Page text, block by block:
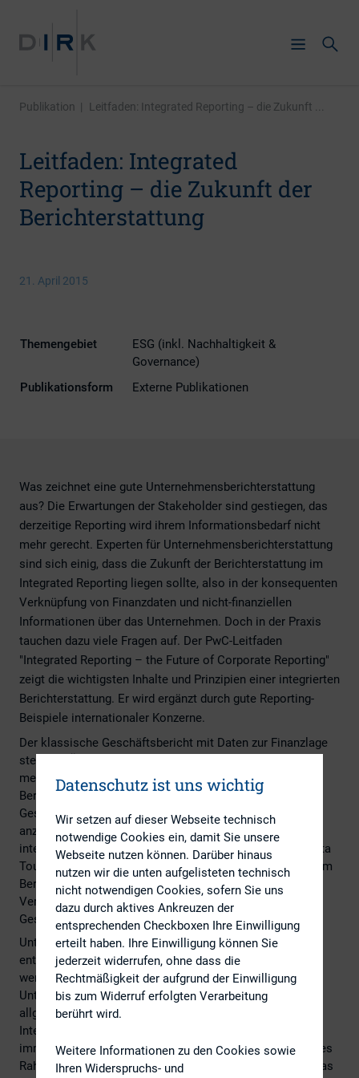
Publikation | Leitfaden: Integrated Reporting – die Zukunft ...
Leitfaden: Integrated
Reporting – die Zukunft der
Berichterstattung
21. April 2015
Themengebiet
ESG (inkl. Nachhaltigkeit &
Governance)
Publikationsform
Externe Publikationen
Was zeichnet eine gute Unternehmensberichterstattung
aus? Die Erwartungen der Stakeholder sind gestiegen, das
derzeitige Reporting wird ihrem Informationsbedarf nicht
mehr gerecht. Experten für Unternehmensberichterstattung
sind sich einig, dass die Zukunft der Berichterstattung im
Integrated Reporting liegen sollte, also in der konsequenten
Verknüpfung von Finanzdaten und nicht-finanziellen
Informationen über das Unternehmen. Doch in der Praxis
tauchen dazu viele Fragen auf. Der PwC-Leitfaden
"Integrated Reporting – the Future of Corporate Reporting"
zeigt die wichtigsten Inhalte und Prinzipien einer integrierten
Berichterstattung. Er wird ergänzt durch gute Reporting-
Beispiele internationaler Konzerne.
Der klassische Geschäftsbericht mit Daten zur Finanzlage
stellt die Öffentlichkeit, Investoren und Analysten nicht
mehr zufrieden. Doch es reicht nicht aus, die
Berichterstattung um Aspekte der Nachhaltigkeit, der
Geschäftsstrategie oder der Corporate Governance
anzureichern. "Ein integriertes Reporting setzt ein
integriertes Denken im Unternehmen voraus", sagt Aissata
Touré, Expertin für Integrierte Berichterstattung bei PwC im
Bereich Sustainability Services: "Es bedarf eines tiefen
Verständnisses des Unternehmens und seines
Geschäftsumfeldes."
Unternehmen, die sich für ein integriertes Reporting
entscheiden, haben einen längeren Weg vor sich. Nur
wenige haben eine integrierte
Unternehmensberichterstattung bereits umgesetzt. Ein
allgemeiner Reporting-Standard existiert noch nicht; das
International Integrated Reporting Council (IIRC) hat
immerhin ein Diskussionspapier für ein prinzipienbasiertes
Rahmenkonzept für Integrated Reporting veröffentlicht, das
Datenschutz ist uns wichtig
Wir setzen auf dieser Webseite technisch
notwendige Cookies ein, damit Sie unsere
Webseite nutzen können. Darüber hinaus
nutzen wir die unten aufgelisteten technisch
nicht notwendigen Cookies, sofern Sie uns
dazu durch aktives Ankreuzen der
entsprechenden Checkboxen Ihre Einwilligung
erteilt haben. Ihre Einwilligung können Sie
jederzeit widerrufen, ohne dass die
Rechtmäßigkeit der aufgrund der Einwilligung
bis zum Widerruf erfolgten Verarbeitung
berührt wird.
Weitere Informationen zu den Cookies sowie
Ihren Widerspruchs- und